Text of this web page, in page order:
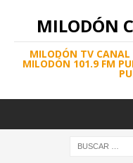
MILODÓN
MILODÓN TV
MILODÓN 101.9 FM